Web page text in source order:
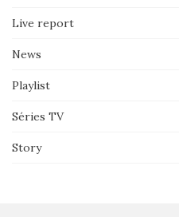
Live report
News
Playlist
Séries TV
Story